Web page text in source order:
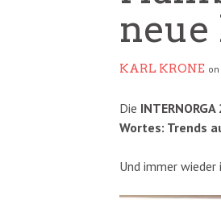
neue
KARL KRONE
Die
Wortes: Trends
Und immer wieder